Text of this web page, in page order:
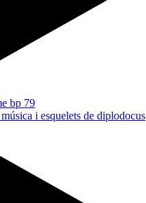
i esquelets de diplodocus